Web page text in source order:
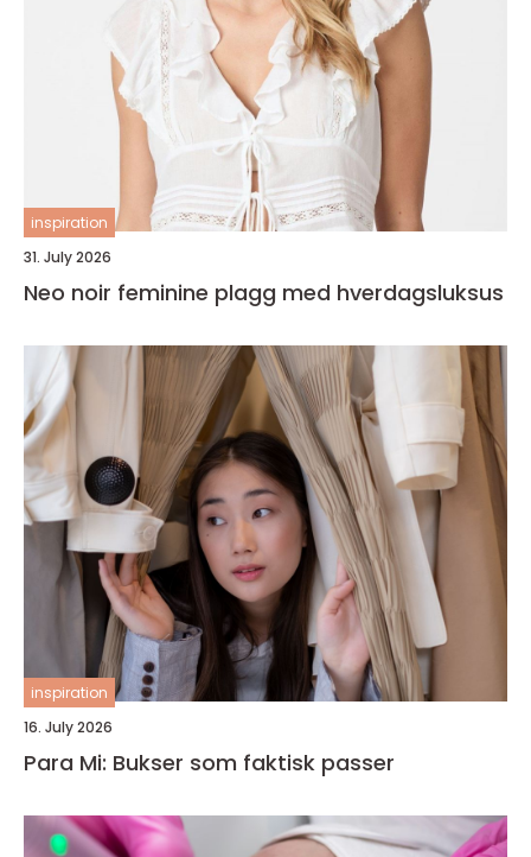
inspiration
31. July 2026
Neo noir feminine plagg med hverdagsluksus
inspiration
16. July 2026
Para Mi: Bukser som faktisk passer